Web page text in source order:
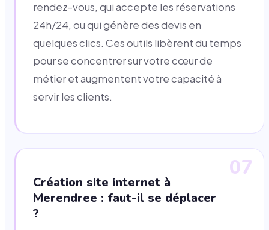
rendez-vous, qui accepte les réservations
24h/24, ou qui génère des devis en
quelques clics. Ces outils libèrent du temps
pour se concentrer sur votre cœur de
métier et augmentent votre capacité à
servir les clients.
07
Création site internet à
Merendree : faut-il se déplacer
?